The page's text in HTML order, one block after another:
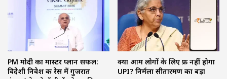
PM मोदी का मास्टर प्लान सफल:
विदेशी निवेश की रेस में गुजरात
क्या आम लोगों के लिए फ्री नहीं होगा
UPI? निर्मला सीतारमण का बड़ा